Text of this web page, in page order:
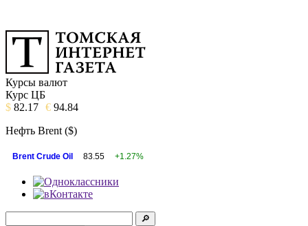
Курсы валют
Курс ЦБ
$ 82.17 € 94.84
Нефть Brent ($)
Brent Crude Oil 83.55 +1.27%